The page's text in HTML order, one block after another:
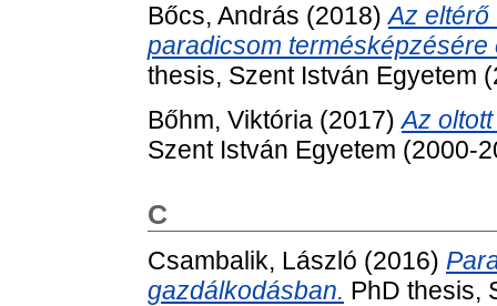
Bőcs, András (2018)Az eltérő
paradicsom
thesis, Szent István Egyetem
Bőhm, Viktória (2017)Az
Szent István Egyetem (2000-
C
Csambalik, László (2016)
gazdálkodásban. PhD thesis,